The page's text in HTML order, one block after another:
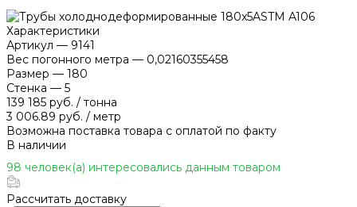
Характеристики
Артикул — 9141
Вес погонного метра — 0,02160355458
Размер — 180
Стенка — 5
139 185 руб. / тонна
3 006.89 руб. / метр
Возможна поставка товара с оплатой по факту
В наличии
98 человек(а) интересовались данным товаром
Рассчитать доставку